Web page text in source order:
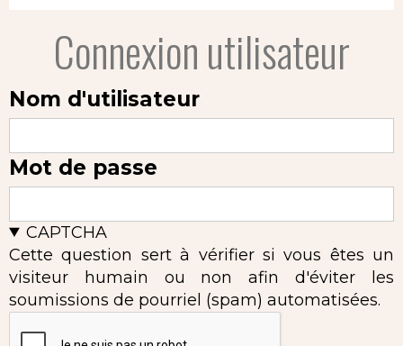
Connexion utilisateur
Nom d'utilisateur
Mot de passe
CAPTCHA
Cette question sert à vérifier si vous êtes un
visiteur humain ou non afin d'éviter les
soumissions de pourriel (spam) automatisées.